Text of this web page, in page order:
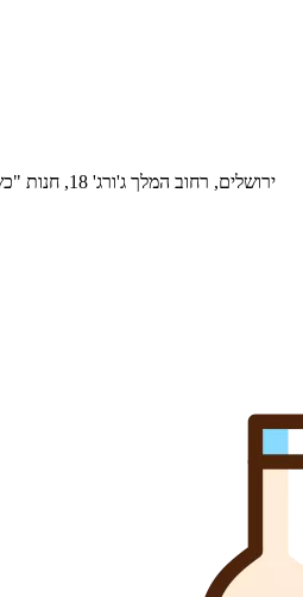
ירושלים, רחוב המלך ג'ורג' 18, חנות "כשר לך" (לשעבר "גסטרונום")